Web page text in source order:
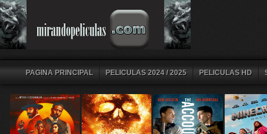
PAGINA PRINCIPAL PELICULAS 2024 / 2025 PELICULAS HD